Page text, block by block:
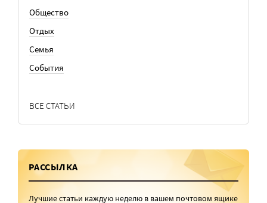
Общество
Отдых
Семья
События
ВСЕ СТАТЬИ
РАССЫЛКА
Лучшие статьи каждую неделю в вашем почтовом ящике